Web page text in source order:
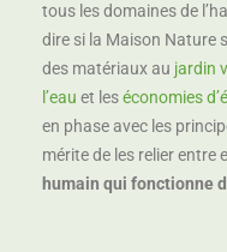
tous les domaines de
dire si la Maison Nature
des matériaux au jardin
l’eau et leséconomies
en phase avec les
mérite de les relier entre
humain qui fonctionne